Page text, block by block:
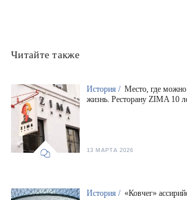
Читайте также
История / Место, где
жизнь. Ресторану ZIMA 10
13 МАРТА 2026
История / «Ковчег»